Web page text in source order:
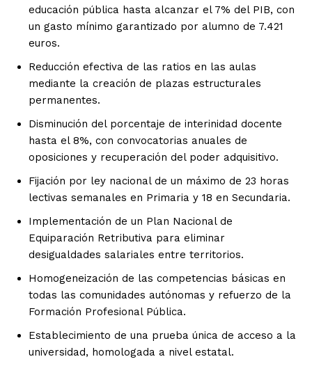
educación pública hasta alcanzar el 7% del PIB, con
un gasto mínimo garantizado por alumno de 7.421
euros.
Reducción efectiva de las ratios en las aulas
mediante la creación de plazas estructurales
permanentes.
Disminución del porcentaje de interinidad docente
hasta el 8%, con convocatorias anuales de
oposiciones y recuperación del poder adquisitivo.
Fijación por ley nacional de un máximo de 23 horas
lectivas semanales en Primaria y 18 en Secundaria.
Implementación de un Plan Nacional de
Equiparación Retributiva para eliminar
desigualdades salariales entre territorios.
Homogeneización de las competencias básicas en
todas las comunidades autónomas y refuerzo de la
Formación Profesional Pública.
Establecimiento de una prueba única de acceso a la
universidad, homologada a nivel estatal.